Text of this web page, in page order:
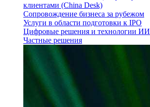
клиентами (China Desk)
Сопровождение бизнеса за рубежом
Услуги в области подготовки к IPO
Цифровые решения и технологии ИИ
Частные решения